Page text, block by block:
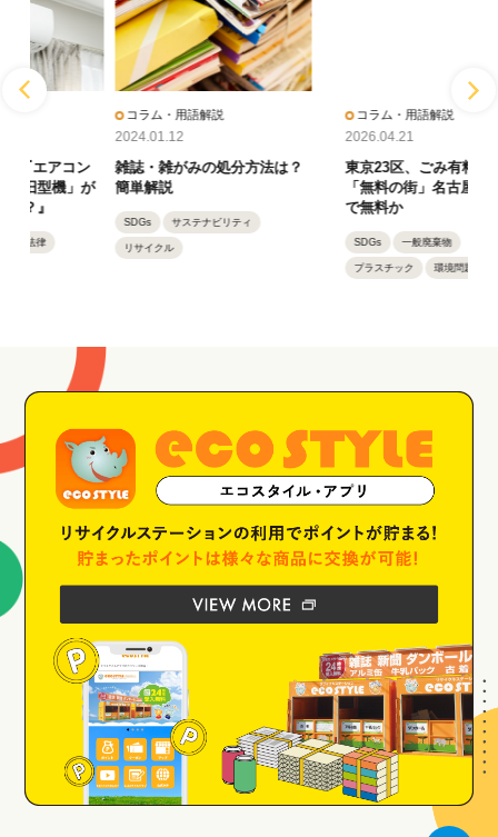
コラム・用語解説
雑誌・雑がみの処分方法は？
簡単解説
サステナビリティ
リサイクル
コラム・用語解説
東京23区、ごみ有料化へ。
「無料の街」名古屋はいつま
一般廃棄物
環境問題